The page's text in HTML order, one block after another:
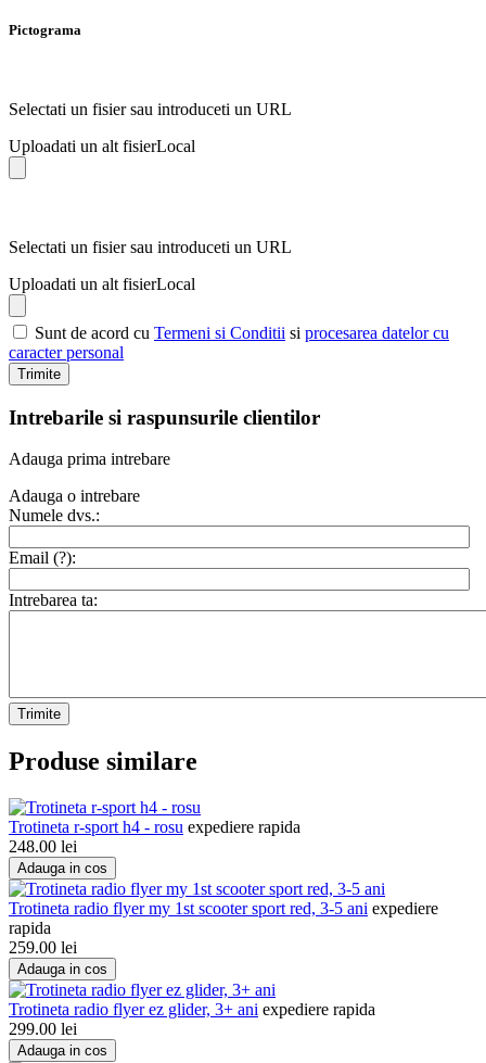
Pictograma
Selectati un fisier sau introduceti un URL
Uploadati un alt fisierLocal
Selectati un fisier sau introduceti un URL
Uploadati un alt fisierLocal
Sunt de acord cu Termeni si Conditii si procesarea datelor cu
caracter personal
Trimite
Intrebarile si raspunsurile clientilor
Adauga prima intrebare
Adauga o intrebare
Numele dvs.:
Email (?):
Intrebarea ta:
Trimite
Produse similare
Trotineta r-sport h4 - rosu expediere rapida
248.00 lei
Adauga in cos
Trotineta radio flyer my 1st scooter sport red, 3-5 ani expediere
rapida
259.00 lei
Adauga in cos
Trotineta radio flyer ez glider, 3+ ani expediere rapida
299.00 lei
Adauga in cos